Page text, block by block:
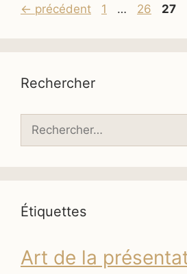
← précédent Page
1 … Page
26 Page
27
Rechercher
Rechercher :
Étiquettes
Art de la